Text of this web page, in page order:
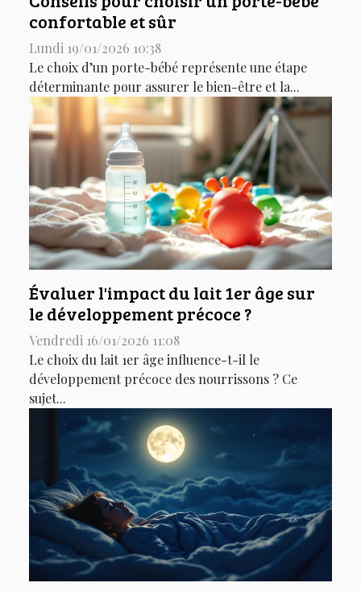
confortable et sûr
Lundi 19/01/2026 10:38
Le choix d’un porte-bébé représente une étape
déterminante pour assurer le bien-être et la...
Évaluer l'impact du lait 1er âge sur
le développement précoce ?
Vendredi 16/01/2026 11:08
Le choix du lait 1er âge influence-t-il le
développement précoce des nourrissons ? Ce
sujet...